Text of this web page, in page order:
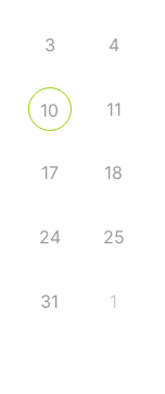
3 4
10 11
17 18
24 25
31 1